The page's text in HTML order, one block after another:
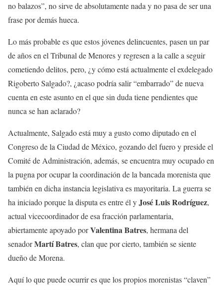
no balazos”, no sirve de absolutamente nada y no pasa de ser una
frase por demás hueca.
Lo más probable es que estos jóvenes delincuentes, pasen un par
de años en el Tribunal de Menores y regresen a la calle a seguir
cometiendo delitos, pero, ¿y cómo está actualmente el exdelegado
Rigoberto Salgado?, ¿acaso podría salir “embarrado” de nueva
cuenta en este asunto en el que sin duda tiene pendientes que
nunca se han aclarado?
Actualmente, Salgado está muy a gusto como diputado en el
Congreso de la Ciudad de México, gozando del fuero y preside el
Comité de Administración, además, se encuentra muy ocupado en
la pugna por ocupar la coordinación de la bancada morenista que
también en dicha instancia legislativa es mayoritaria. La guerra se
ha iniciado porque la disputa es entre él yJosé Luis Rodríguez,
actual vicecoordinador de esa fracción parlamentaria,
abiertamente apoyado porValentina Batres, hermana del
senadorMartí Batres, clan que por cierto, también se siente
dueño de Morena.
Aquí lo que puede ocurrir es que los propios morenistas “claven”